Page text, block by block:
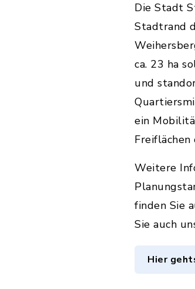
Die Stadt
Stadtrand
ca. 23 ha
und
ein
Weitere
finden Sie
Sie auch
Hier